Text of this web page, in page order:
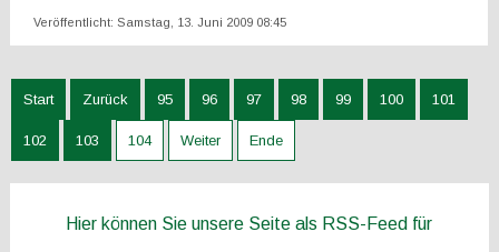
Veröffentlicht: Samstag, 13. Juni 2009 08:45
Start Zurück 95 96 97 98 99 100 101
102 103 104 Weiter Ende
Hier können Sie unsere Seite als RSS-Feed für